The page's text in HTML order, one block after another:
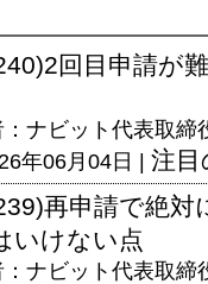
回目申請が
：ナビット代表取締
年06月04日 | 注目
再申請で絶対
いけない点
：ナビット代表取締